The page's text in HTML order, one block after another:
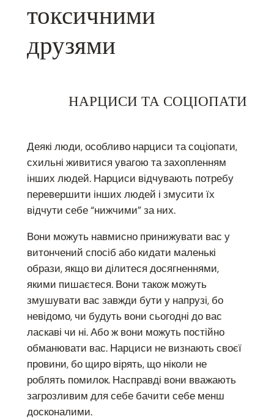
токсичними
друзями
НАРЦИСИ ТА СОЦІОПАТИ
Деякі люди, особливо нарциси та соціопати,
схильні живитися увагою та захопленням
інших людей. Нарциси відчувають потребу
перевершити інших людей і змусити їх
відчути себе “нижчими” за них.
Вони можуть навмисно принижувати вас у
витончений спосіб або кидати маленькі
образи, якщо ви ділитеся досягненнями,
якими пишаєтеся. Вони також можуть
змушувати вас завжди бути у напрузі, бо
невідомо, чи будуть вони сьогодні до вас
ласкаві чи ні. Або ж вони можуть постійно
обманювати вас. Нарциси не визнають своєї
провини, бо щиро вірять, що ніколи не
роблять помилок. Насправді вони вважають
загрозливим для себе бачити себе менш
досконалими.